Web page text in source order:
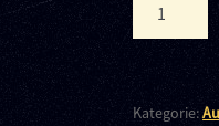
Kategorie: